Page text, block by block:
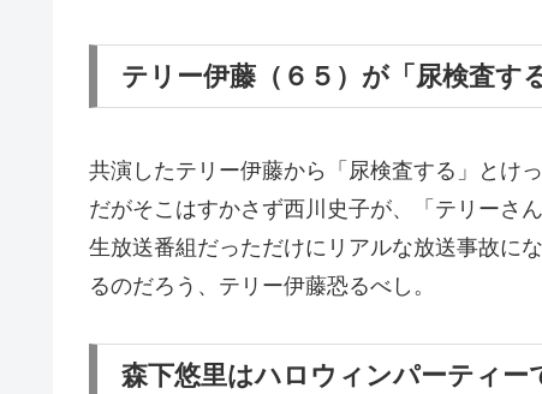
テリー伊藤（６５）が「尿検査す
共演したテリー伊藤から「尿検査する」とけ
だがそこはすかさず西川史子が、「テリーさ
生放送番組だっただけにリアルな放送事故に
るのだろう、テリー伊藤恐るべし。
森下悠里はハロウィンパーティー